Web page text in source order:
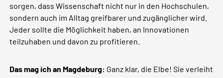
sorgen, dass Wissenschaft nicht nur in den Hochschulen,
sondern auch im Alltag greifbarer und zugänglicher wird.
Jeder sollte die Möglichkeit haben, an Innovationen
teilzuhaben und davon zu profitieren.
Das mag ich an Magdeburg: Ganz klar, die Elbe! Sie verleiht